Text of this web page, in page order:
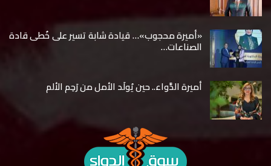
«أميرة محجوب»… قيادة شابة تسير على خُطى قادة
الصناعات…
أميرة الدَّواء.. حين يُولَد الأمل من رَحِم الألم